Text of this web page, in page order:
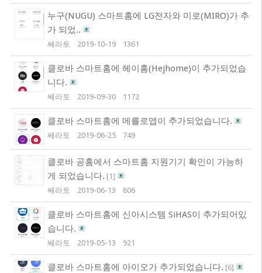
누구(NUGU) 스마트홈에 LG전자와 미로(MIRO)가 추
가 되었..
쎄라토 2019-10-19 1361
클로바 스마트홈에 헤이홈(Hejhome)이 추가되었습
니다.
쎄라토 2019-09-30 1172
클로바 스마트홈에 메를로앱이 추가되었습니다.
쎄라토 2019-06-25 749
클로바 공홈에서 스마트홈 지원기기 확인이 가능하
게 되었습니다. [1]
쎄라토
2019-06-13 806
클로바 스마트홈에 신아시스템 SiHAS이 추가되어있
습니다.
쎄라토 2019-05-13 921
클로바 스마트홈에 아이오가 추가되었습니다. [6]